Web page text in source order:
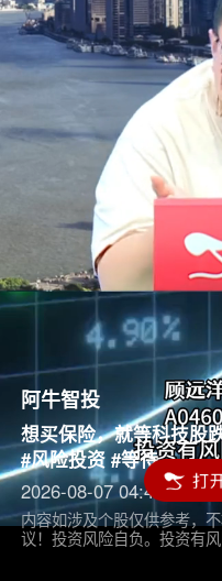
阿牛智投
想买保险，就等科技股
#风险投资 #等待
2026-08-07 04:45
内容如涉及个股仅供参考，
议！投资风险自负。投资有风